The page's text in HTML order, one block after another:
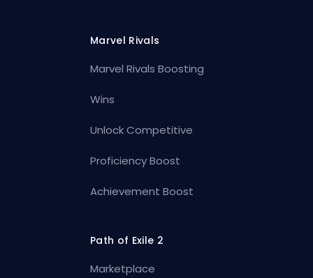
Marvel Rivals
Marvel Rivals Boosting
Wins
Unlock Competitive
Proficiency Boost
Achievement Boost
Path of Exile 2
Marketplace